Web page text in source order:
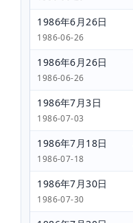
1986年6月26日
1986-06-26
1986年6月26日
1986-06-26
1986年7月3日
1986-07-03
1986年7月18日
1986-07-18
1986年7月30日
1986-07-30